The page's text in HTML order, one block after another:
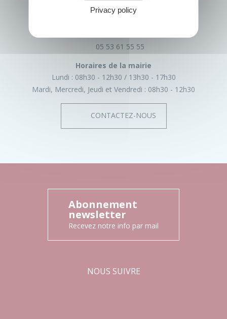
1 Place du Groupe Loiseau
24130 Prigonrieux
05 53 61 55 55
Horaires de la mairie
Lundi : 08h30 - 12h30
13h30 - 17h30
Mardi, Mercredi, Jeudi et Vendredi : 08h30 - 12h30
CONTACTEZ-NOUS
Abonnement
newsletter
Recevez notre info par mail
NOUS SUIVRE
Privacy policy